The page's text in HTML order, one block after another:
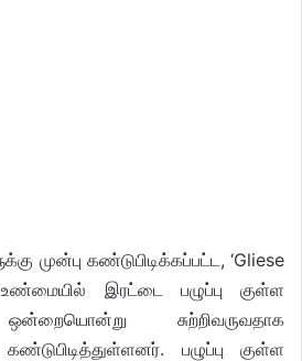
முன்பு கண்டுபிடிக்கப்பட்ட, ‘Gliese
இரட்டை பழுப்பு குள்ள
சுற்றிவருவதாக
பழுப்பு குள்ள